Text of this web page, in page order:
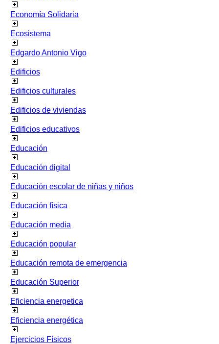
Economía Solidaria
Ecosistema
Edgardo Antonio Vigo
Edificios
Edificios culturales
Edificios de viviendas
Edificios educativos
Educación
Educación digital
Educación escolar de niñas y niños
Educación física
Educación media
Educación popular
Educación remota de emergencia
Educación Superior
Eficiencia energetica
Eficiencia energética
Ejercicios Físicos